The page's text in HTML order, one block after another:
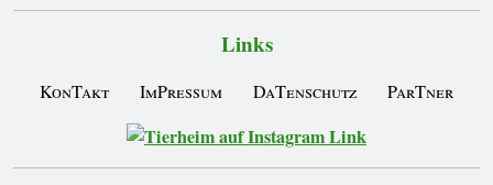
Links
KonTakt ImPressum DaTenschutz ParTner